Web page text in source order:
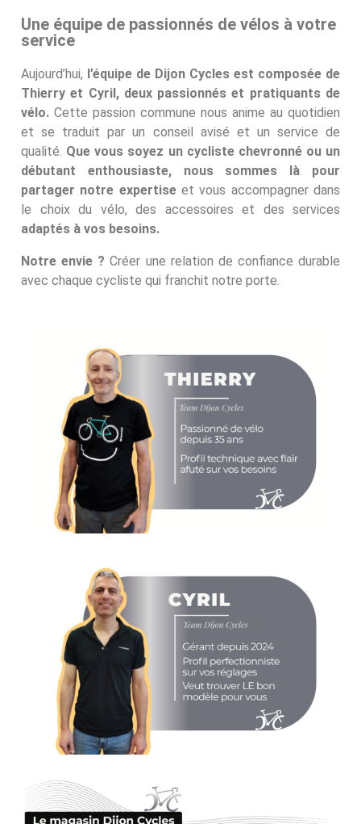
Une équipe de passionnés de vélos à votre
service
Aujourd’hui, l’équipe de Dijon Cycles est composée de
Thierry et Cyril, deux passionnés et pratiquants de
vélo. Cette passion commune nous anime au quotidien
et se traduit par un conseil avisé et un service de
qualité. Que vous soyez un cycliste chevronné ou un
débutant enthousiaste, nous sommes là pour
partager notre expertiseet vous accompagner dans
le choix du vélo, des accessoires et des services
adaptés à vos besoins.
Notre envie ? Créer une relation de confiance durable
avec chaque cycliste qui franchit notre porte.